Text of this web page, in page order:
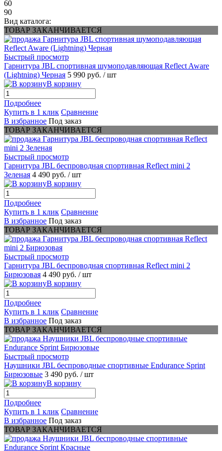
60
90
Вид каталога:
ТОВАР ЗАКАНЧИВАЕТСЯ
Быстрый просмотр
Гарнитура JBL спортивная шумоподавляющая Reflect Aware
(Lightning) Черная 5 990 руб. / шт
В корзину
Подробнее
Купить в 1 клик Сравнение
В избранное Под заказ
ТОВАР ЗАКАНЧИВАЕТСЯ
Быстрый просмотр
Гарнитура JBL беспроводная спортивная Reflect mini 2
Зеленая 4 490 руб. / шт
В корзину
Подробнее
Купить в 1 клик Сравнение
В избранное Под заказ
ТОВАР ЗАКАНЧИВАЕТСЯ
Быстрый просмотр
Гарнитура JBL беспроводная спортивная Reflect mini 2
Бирюзовая 4 490 руб. / шт
В корзину
Подробнее
Купить в 1 клик Сравнение
В избранное Под заказ
ТОВАР ЗАКАНЧИВАЕТСЯ
Быстрый просмотр
Наушники JBL беспроводные спортивные Endurance Sprint
Бирюзовые 3 490 руб. / шт
В корзину
Подробнее
Купить в 1 клик Сравнение
В избранное Под заказ
ТОВАР ЗАКАНЧИВАЕТСЯ